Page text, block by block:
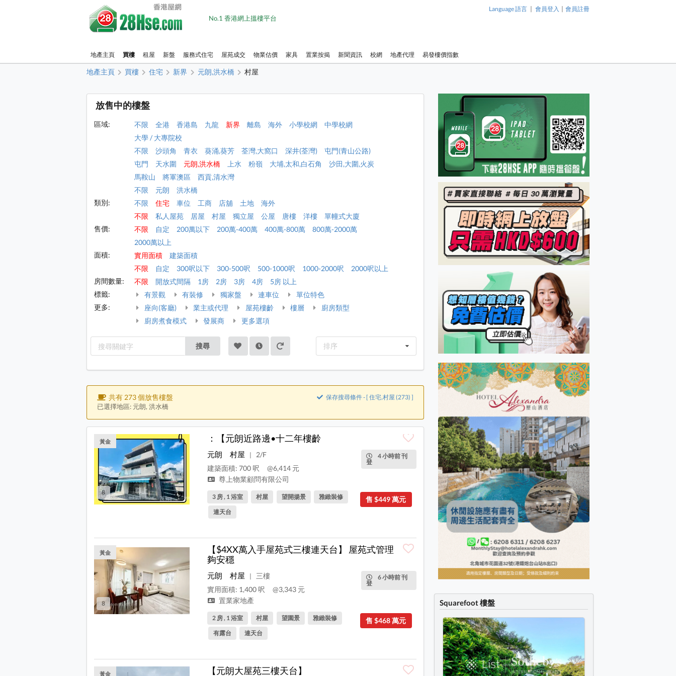
No.1 香港網上搵樓平台
Language 語言 | 會員登入 | 會員註冊
地產主頁 買樓 租屋 新盤 服務式住宅 屋苑成交 物業估價 家具 置業按揭 新聞資訊 校網 地產代理 易發樓價指數
地產主頁 買樓 住宅 新界 元朗,洪水橋 村屋
放售中的樓盤
區域: 不限 全港 香港島 九龍 新界 離島 海外 小學校網
中學校網
大學 / 大專院校
不限
沙頭角 青衣 葵涌,葵芳 荃灣,大窩口 深井(荃灣)
屯門(青山公路)
屯門
天水圍 元朗,洪水橋 上水 粉嶺 大埔,太和,白石角
沙田,大圍,火炭
馬鞍山
將軍澳區
西貢,清水灣
不限
元朗
洪水橋
類別:
不限 住宅 車位 工商 店舖 土地
海外
不限
私人屋苑 居屋 村屋 獨立屋 公屋 唐樓 洋樓
單幢式大廈
售價:
不限 自定 200萬以下 200萬-400萬 400萬-800萬
800萬-2000萬
2000萬以上
面積:
實用面積
建築面積
不限
自定 300呎以下 300-500呎 500-1000呎 1000-2000呎
2000呎以上
房間數量:
不限 開放式間隔 1房 2房 3房 4房
5房 以上
標籤:
有景觀 有裝修 獨家盤 連車位
單位特色
更多:
座向(客廳) 業主或代理 屋苑樓齡 樓層
廚房類型
廚房煮食模式
發展商 更多選項
搜尋 排序
共有 273 個放售樓盤
已選擇地區: 元朗, 洪水橋
保存搜尋條件 - [ 住宅,村屋 (273) ]
8
黃金 ：【元朗近路邊•十二年樓齡
4 小時前 刊
登
元朗 村屋 |
2/F
建築面積: 700 呎
@6,414 元
尊上物業顧問有限公司
售 $449 萬元
3 房 , 1 浴室 村屋 望開揚景
雅緻裝修
連天台
8
黃金
【$4XX萬入手屋苑式三樓連天台】 屋苑式管理
夠安穩
6 小時前 刊
登
元朗 村屋 |
三樓
實用面積: 1,400 呎
@3,343 元
置業家地產
售 $468 萬元
2 房 , 1 浴室 村屋 望園景
雅緻裝修
有露台
連天台
黃金 【元朗大屋苑三樓天台】
Squarefoot 樓盤